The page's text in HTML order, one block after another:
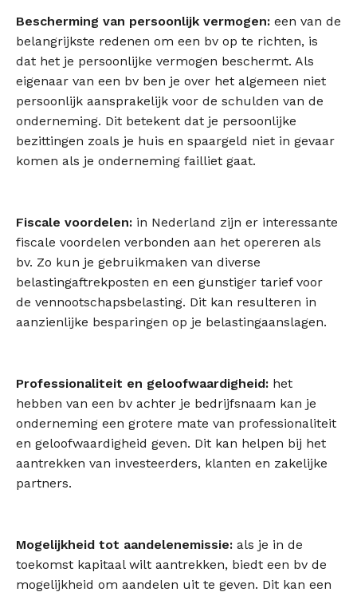
Bescherming van persoonlijk vermogen: een van de
belangrijkste redenen om een bv op te richten, is
dat het je persoonlijke vermogen beschermt. Als
eigenaar van een bv ben je over het algemeen niet
persoonlijk aansprakelijk voor de schulden van de
onderneming. Dit betekent dat je persoonlijke
bezittingen zoals je huis en spaargeld niet in gevaar
komen als je onderneming failliet gaat.
Fiscale voordelen: in Nederland zijn er interessante
fiscale voordelen verbonden aan het opereren als
bv. Zo kun je gebruikmaken van diverse
belastingaftrekposten en een gunstiger tarief voor
de vennootschapsbelasting. Dit kan resulteren in
aanzienlijke besparingen op je belastingaanslagen.
Professionaliteit en geloofwaardigheid: het
hebben van een bv achter je bedrijfsnaam kan je
onderneming een grotere mate van professionaliteit
en geloofwaardigheid geven. Dit kan helpen bij het
aantrekken van investeerders, klanten en zakelijke
partners.
Mogelijkheid tot aandelenemissie: als je in de
toekomst kapitaal wilt aantrekken, biedt een bv de
mogelijkheid om aandelen uit te geven. Dit kan een